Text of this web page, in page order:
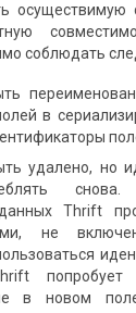
соблюдать
в
удалено, но
Thrift
не
попробует
в новом